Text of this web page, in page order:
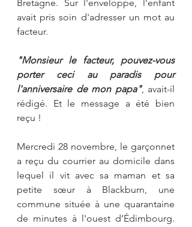
Bretagne. Sur l'enveloppe, l'enfant
avait pris soin d'adresser un mot au
facteur.
"Monsieur le facteur, pouvez-vous
porter ceci au paradis pour
l'anniversaire de mon papa", avait-il
rédigé. Et le message a été bien
reçu !
Mercredi 28 novembre, le garçonnet
a reçu du courrier au domicile dans
lequel il vit avec sa maman et sa
petite sœur à Blackburn, une
commune située à une quarantaine
de minutes à l'ouest d’Édimbourg.